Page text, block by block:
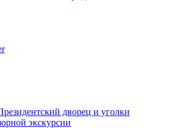
дворец и уголки
экскурсии